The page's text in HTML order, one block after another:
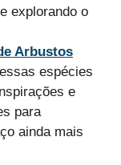
explorando o
Arbustos
espécies
e
para
ainda mais